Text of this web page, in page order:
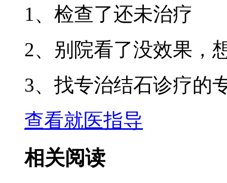
1、检查了还未治疗
2、别院看了没效果，
3、找专治结石诊疗的
查看就医指导
相关阅读